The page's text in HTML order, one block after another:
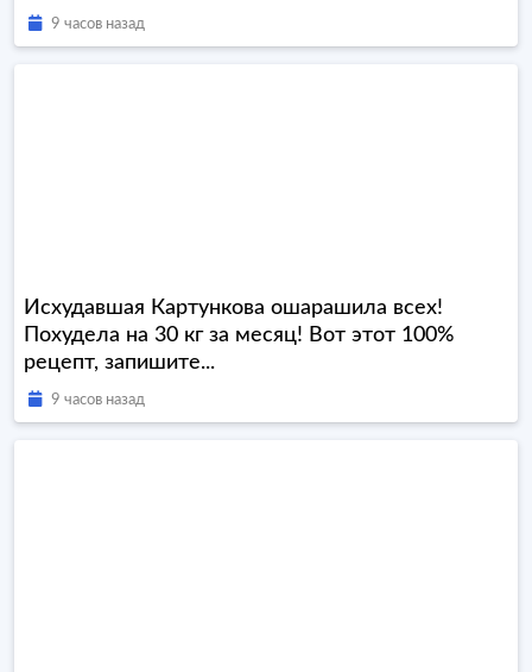
9 часов назад
Исхудавшая Картункова ошарашила всех!
Похудела на 30 кг за месяц! Вот этот 100%
рецепт, запишите...
9 часов назад